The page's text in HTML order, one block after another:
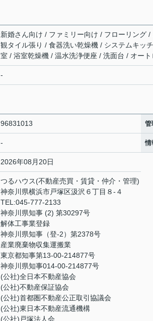
新婚さん向け / ファミリー向け / フローリング
観タイル張り / 食器洗い乾燥機 / システムキッ
室 / 浴室乾燥機 / 温水洗浄便座 / 洗面台 / オー
-
96831013 管
- 情
2026年08月20日
つるハウス(不動産売買・賃貸・仲介・管理)
神奈川県横浜市戸塚区汲沢６丁目８-４
TEL:045-777-2133
神奈川県知事 (2) 第30297号
解体工事業登録
神奈川県知事（登‐2）第2378号
産業廃棄物収集運搬業
東京都知事第13-00-214877号
神奈川県知事014-00-214877号
(公社)全日本不動産協会
(公社)不動産保証協会
(公社)首都圏不動産公正取引協議会
(公社)東日本不動産流通機構
(公社)戸塚法人会